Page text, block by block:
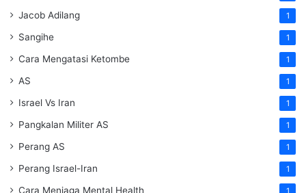
Jacob Adilang 1
Sangihe 1
Cara Mengatasi Ketombe 1
AS 1
Israel Vs Iran 1
Pangkalan Militer AS 1
Perang AS 1
Perang Israel-Iran 1
Cara Menjaga Mental Health 1